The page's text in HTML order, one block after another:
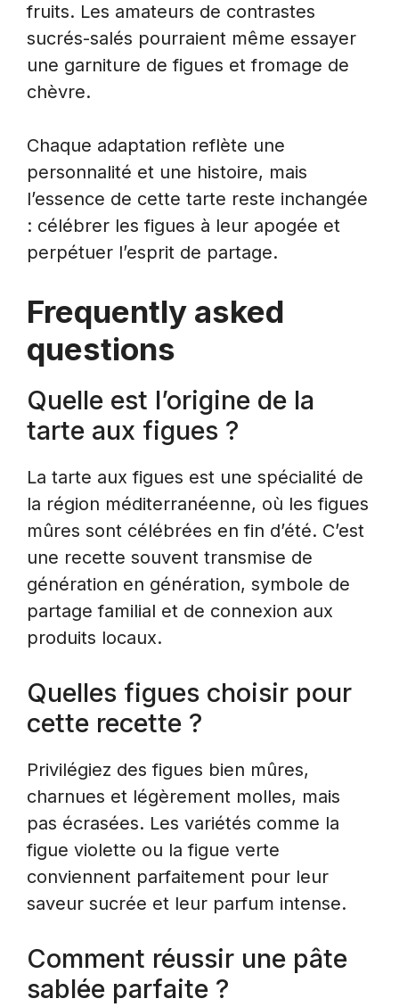
fruits. Les amateurs de contrastes
sucrés-salés pourraient même essayer
une garniture de figues et fromage de
chèvre.
Chaque adaptation reflète une
personnalité et une histoire, mais
l’essence de cette tarte reste inchangée
: célébrer les figues à leur apogée et
perpétuer l’esprit de partage.
Frequently asked
questions
Quelle est l’origine de la
tarte aux figues ?
La tarte aux figues est une spécialité de
la région méditerranéenne, où les figues
mûres sont célébrées en fin d’été. C’est
une recette souvent transmise de
génération en génération, symbole de
partage familial et de connexion aux
produits locaux.
Quelles figues choisir pour
cette recette ?
Privilégiez des figues bien mûres,
charnues et légèrement molles, mais
pas écrasées. Les variétés comme la
figue violette ou la figue verte
conviennent parfaitement pour leur
saveur sucrée et leur parfum intense.
Comment réussir une pâte
sablée parfaite ?